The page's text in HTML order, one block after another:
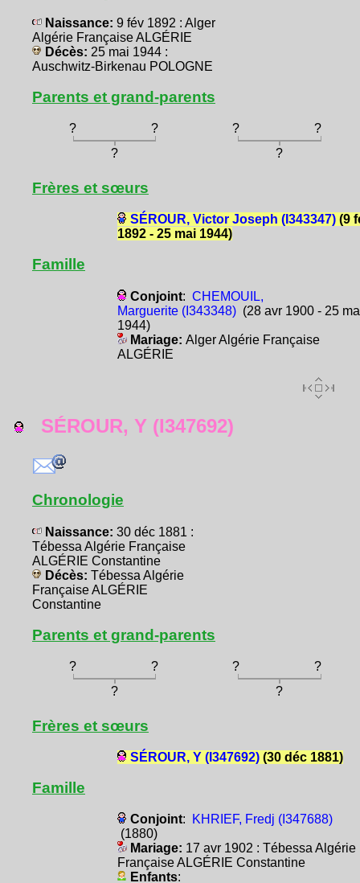
Naissance: 9 fév 1892 : Alger
Algérie Française ALGÉRIE
Décès: 25 mai 1944 :
Auschwitz-Birkenau POLOGNE
Parents et grand-parents
? ? ?
?
?
?
Frères et sœurs
SÉROUR, Victor Joseph (I343347)(9
1892 - 25 mai 1944)
Famille
Conjoint: CHEMOUIL,
Marguerite (I343348)(28 avr 1900 - 25
1944)
Mariage: Alger Algérie Française
ALGÉRIE
SÉROUR, Y (I347692)
Chronologie
Naissance: 30 déc 1881 :
Tébessa Algérie Française
ALGÉRIE Constantine
Décès: Tébessa Algérie
Française ALGÉRIE
Constantine
Parents et grand-parents
? ? ?
?
?
?
Frères et sœurs
SÉROUR, Y (I347692)(30 déc 1881)
Famille
Conjoint:
KHRIEF, Fredj (I347688)
(1880)
Mariage: 17 avr 1902 : Tébessa Algérie
Française ALGÉRIE Constantine
Enfants: